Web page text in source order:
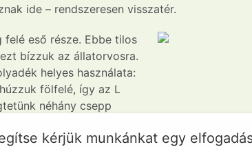
ide – rendszeresen visszatér.
eső része. Ebbe tilos
bízzuk az állatorvosra.
helyes használata:
fölfelé, így az L
néhány csepp
engedjük el a fülét,
és nem engedjük el a
kérjük munkánkat egy